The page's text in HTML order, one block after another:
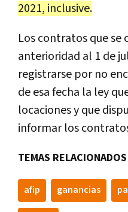
2021, inclusive.
Los contratos que se
anterioridad al 1 de
registrarse por no
de esa fecha la ley
locaciones y que
informar los
TEMAS RELACIONADOS
afip ganancias